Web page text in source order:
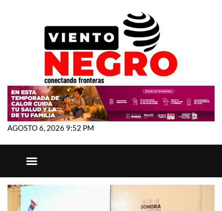
AGOSTO 6, 2026 9:52 PM